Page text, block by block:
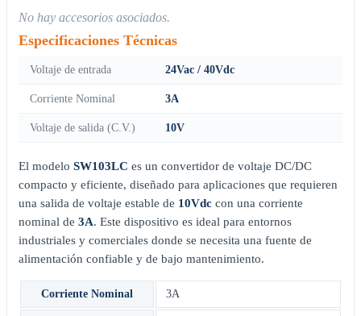
No hay accesorios asociados.
Especificaciones Técnicas
Voltaje de entrada 24Vac / 40Vdc
Corriente Nominal 3A
Voltaje de salida (C.V.) 10V
El modelo SW103LC es un convertidor de voltaje DC/DC
compacto y eficiente, diseñado para aplicaciones que requieren
una salida de voltaje estable de 10Vdc con una corriente
nominal de 3A. Este dispositivo es ideal para entornos
industriales y comerciales donde se necesita una fuente de
alimentación confiable y de bajo mantenimiento.
Corriente Nominal 3A